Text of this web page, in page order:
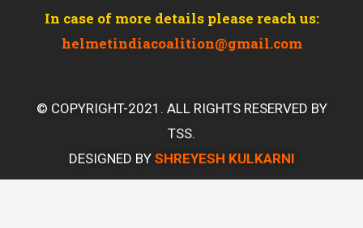
In case of more details please reach us:
helmetindiacoalition@gmail.com
© COPYRIGHT-2021. ALL RIGHTS RESERVED BY
TSS.
DESIGNED BY SHREYESH KULKARNI